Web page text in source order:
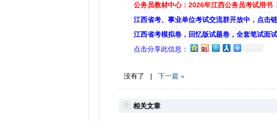
公务员教材中心：2026年江西公务员考试用书
江西省考、事业单位考试交流群开放中，点击
江西省考模拟卷，回忆版试题卷，全套笔试面
点击分享此信息：
没有了 | 下一篇 »
相关文章